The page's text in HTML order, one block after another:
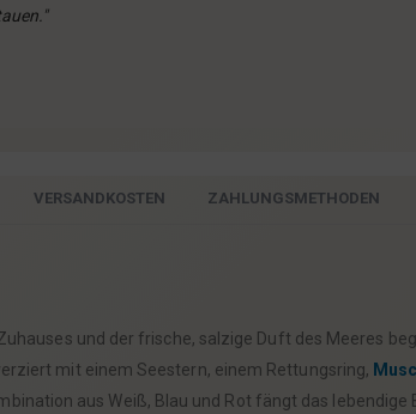
VERSANDKOSTEN ZAHLUNGSMETHODEN
und der frische, salzige Duft des Meeres
mit einem Seestern, einem Rettungsring,
aus Weiß, Blau und Rot fängt das